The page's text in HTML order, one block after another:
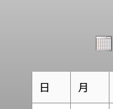
日 月